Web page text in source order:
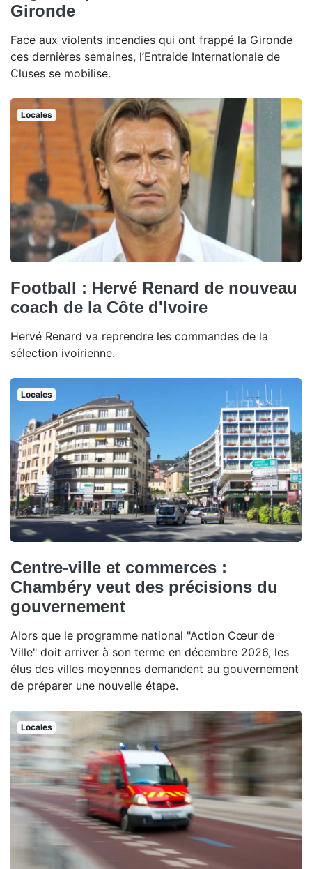
Gironde
Face aux violents incendies qui ont frappé la Gironde
ces dernières semaines, l’Entraide Internationale de
Cluses se mobilise.
Locales
Football : Hervé Renard de nouveau
coach de la Côte d'Ivoire
Hervé Renard va reprendre les commandes de la
sélection ivoirienne.
Locales
Centre-ville et commerces :
Chambéry veut des précisions du
gouvernement
Alors que le programme national "Action Cœur de
Ville" doit arriver à son terme en décembre 2026, les
élus des villes moyennes demandent au gouvernement
de préparer une nouvelle étape.
Locales